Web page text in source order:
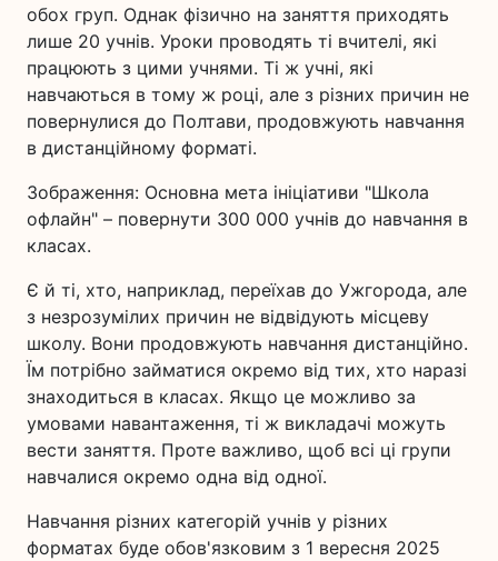
обох груп. Однак фізично на заняття приходять
лише 20 учнів. Уроки проводять ті вчителі, які
працюють з цими учнями. Ті ж учні, які
навчаються в тому ж році, але з різних причин не
повернулися до Полтави, продовжують навчання
в дистанційному форматі.
Зображення: Основна мета ініціативи "Школа
офлайн" – повернути 300 000 учнів до навчання в
класах.
Є й ті, хто, наприклад, переїхав до Ужгорода, але
з незрозумілих причин не відвідують місцеву
школу. Вони продовжують навчання дистанційно.
Їм потрібно займатися окремо від тих, хто наразі
знаходиться в класах. Якщо це можливо за
умовами навантаження, ті ж викладачі можуть
вести заняття. Проте важливо, щоб всі ці групи
навчалися окремо одна від одної.
Навчання різних категорій учнів у різних
форматах буде обов'язковим з 1 вересня 2025